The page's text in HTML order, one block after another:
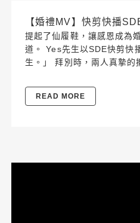
【婚禮MV】快剪快播
提起了仙履鞋，讓感恩成為
道。 Yes先生以SDE快剪快
生。」 拜別時，兩人真摯的
READ MORE